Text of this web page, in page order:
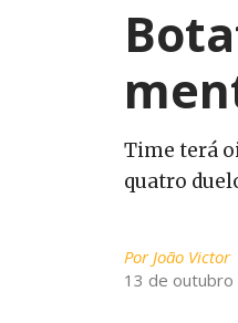
Time terá
quatro
PorJoão Victor
13 de